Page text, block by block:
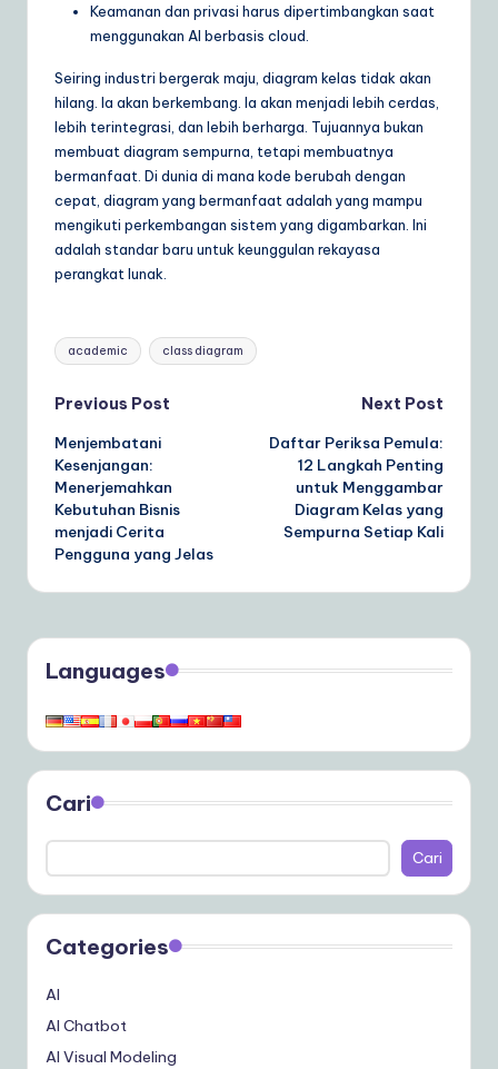
Keamanan dan privasi harus dipertimbangkan saat
menggunakan AI berbasis cloud.
Seiring industri bergerak maju, diagram kelas tidak akan
hilang. Ia akan berkembang. Ia akan menjadi lebih cerdas,
lebih terintegrasi, dan lebih berharga. Tujuannya bukan
membuat diagram sempurna, tetapi membuatnya
bermanfaat. Di dunia di mana kode berubah dengan
cepat, diagram yang bermanfaat adalah yang mampu
mengikuti perkembangan sistem yang digambarkan. Ini
adalah standar baru untuk keunggulan rekayasa
perangkat lunak.
Tags:
academic class diagram
Post
navigation
Previous Post
Menjembatani
Kesenjangan:
Menerjemahkan
Kebutuhan Bisnis
menjadi Cerita
Pengguna yang Jelas
Next Post
Daftar Periksa Pemula:
12 Langkah Penting
untuk Menggambar
Diagram Kelas yang
Sempurna Setiap Kali
Languages
Cari
Cari
Categories
AI
AI Chatbot
AI Visual Modeling